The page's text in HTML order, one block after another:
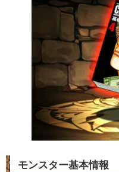
モンスター基本情報